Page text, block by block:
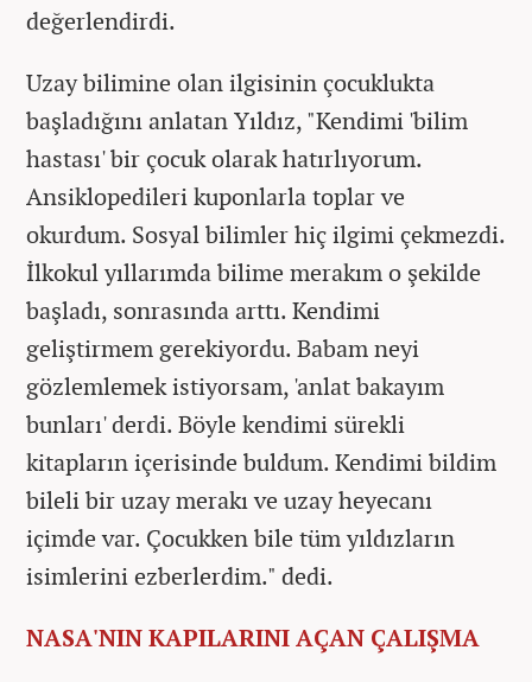
değerlendirdi.
Uzay bilimine olan ilgisinin çocuklukta
başladığını anlatan Yıldız, "Kendimi 'bilim
hastası' bir çocuk olarak hatırlıyorum.
Ansiklopedileri kuponlarla toplar ve
okurdum. Sosyal bilimler hiç ilgimi çekmezdi.
İlkokul yıllarımda bilime merakım o şekilde
başladı, sonrasında arttı. Kendimi
geliştirmem gerekiyordu. Babam neyi
gözlemlemek istiyorsam, 'anlat bakayım
bunları' derdi. Böyle kendimi sürekli
kitapların içerisinde buldum. Kendimi bildim
bileli bir uzay merakı ve uzay heyecanı
içimde var. Çocukken bile tüm yıldızların
isimlerini ezberlerdim." dedi.
NASA'NIN KAPILARINI AÇAN ÇALIŞMA